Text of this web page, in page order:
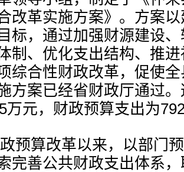
改革实施方案》。方案
标，通过加强财源建设
制、优化支出结构、推
综合性财政改革，促使
方案已经省财政厅通过
万元，财政预算支出为
预算改革以来，以部门
完善公共财政支出体系